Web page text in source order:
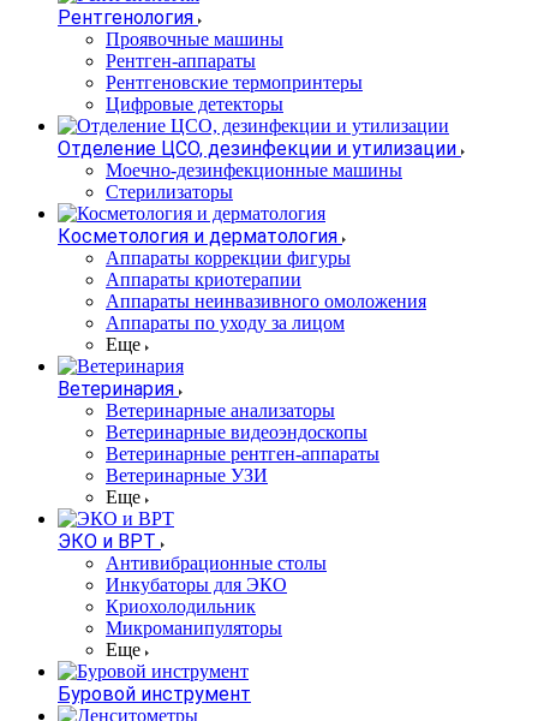
Рентгенология
Проявочные машины
Рентген-аппараты
Рентгеновские термопринтеры
Цифровые детекторы
Отделение ЦСО, дезинфекции и утилизации
Моечно-дезинфекционные машины
Стерилизаторы
Косметология и дерматология
Аппараты коррекции фигуры
Аппараты криотерапии
Аппараты неинвазивного омоложения
Аппараты по уходу за лицом
Еще
Ветеринария
Ветеринарные анализаторы
Ветеринарные видеоэндоскопы
Ветеринарные рентген-аппараты
Ветеринарные УЗИ
Еще
ЭКО и ВРТ
Антивибрационные столы
Инкубаторы для ЭКО
Криохолодильник
Микроманипуляторы
Еще
Буровой инструмент